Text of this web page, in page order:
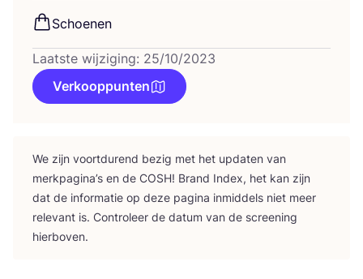
Schoe­nen
Laatste wijziging: 25/10/2023
Verkooppunten
We zijn voort­du­rend bezig met het upda­ten van
merk­pa­gi­na’s en de COSH! Brand Index, het kan zijn
dat de infor­ma­tie op deze pagi­na inmid­dels niet meer
rele­vant is. Con­tro­leer de datum van de scree­ning
hierboven.